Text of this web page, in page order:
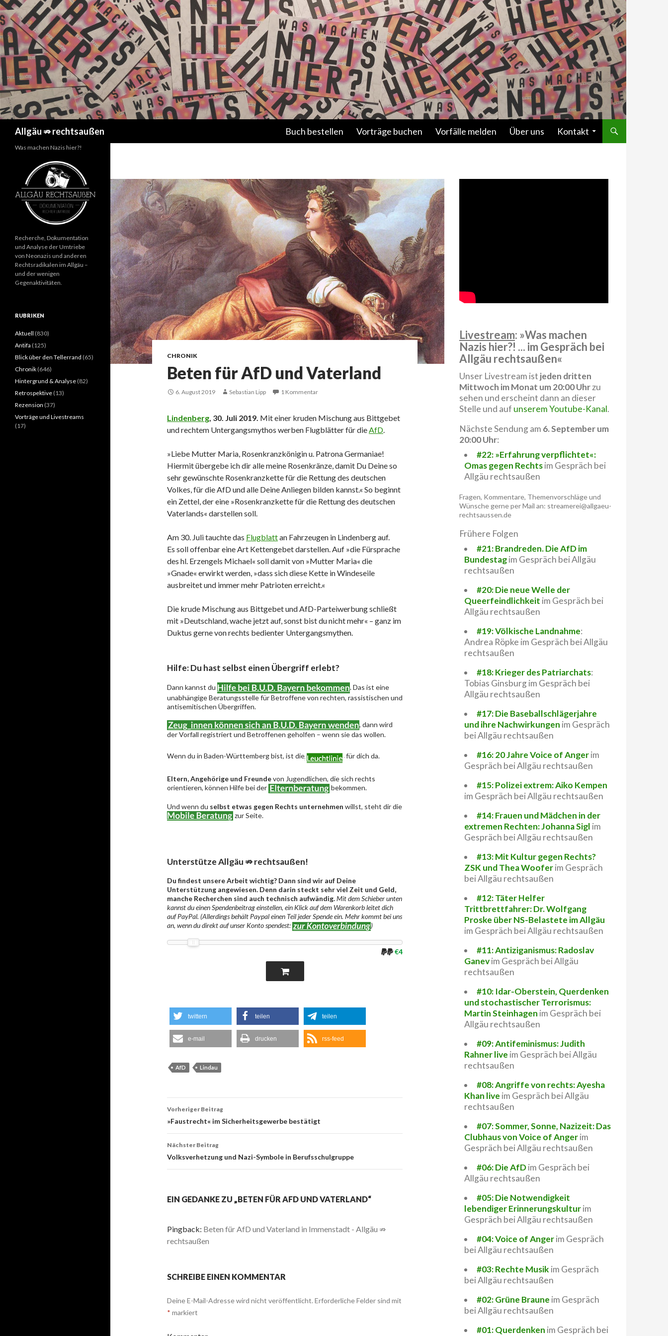
Allgäu ⇏ rechtsaußen Buch bestellen Vorträge buchen Vorfälle melden Über uns Kontakt
CHRONIK
Beten für AfD und Vaterland
6. August 2019 Sebastian Lipp 1 Kommentar
Lindenberg, 30. Juli 2019. Mit einer kruden Mischung aus Bittgebet
und rechtem Untergangsmythos werben Flugblätter für dieAfD.
»Liebe Mutter Maria, Rosenkranzkönigin u. Patrona Germaniae!
Hiermit übergebe ich dir alle meine Rosenkränze, damit Du Deine so
sehr gewünschte Rosenkranzkette für die Rettung des deutschen
Volkes, für die AfD und alle Deine Anliegen bilden kannst.« So beginnt
ein Zettel, der eine »Rosenkranzkette für die Rettung des deutschen
Vaterlands« darstellen soll.
Am 30. Juli tauchte das Flugblattan Fahrzeugen in Lindenberg auf.
Es soll offenbar eine Art Kettengebet darstellen. Auf »die Fürsprache
des hl. Erzengels Michael« soll damit von »Mutter Maria« die
»Gnade« erwirkt werden, »dass sich diese Kette in Windeseile
ausbreitet und immer mehr Patrioten erreicht.«
Die krude Mischung aus Bittgebet und AfD-Parteiwerbung schließt
mit »Deutschland, wache jetzt auf, sonst bist du nicht mehr« – ganz im
Duktus gerne von rechts bedienter Untergangsmythen.
Hilfe: Du hast selbst einen Übergriff erlebt?
Dann kannst du
. Das ist eine
unabhängige Beratungsstelle für Betroffene von rechten, rassistischen und
antisemitischen Übergriffen.
, dann wird
der Vorfall registriert und Betroffenen geholfen – wenn sie das wollen.
Wenn du in Baden-Württemberg bist, ist die für dich da.
Eltern, Angehörige und Freundevon Jugendlichen, die sich rechts
orientieren, können Hilfe bei der
bekommen.
Und wenn du selbst etwas gegen Rechts unternehmen willst, steht dir die
zur Seite.
Unterstütze Allgäu ⇏ rechtsaußen!
Du findest unsere Arbeit wichtig? Dann sind wir auf Deine
Unterstützung angewiesen. Denn darin steckt sehr viel Zeit und Geld,
manche Recherchen sind auch technisch aufwändig.Mit dem Schieber unten
kannst du einen Spendenbeitrag einstellen, ein Klick auf dem Warenkorb leitet dich
auf PayPal. (Allerdings behält Paypal einen Teil jeder Spende ein. Mehr kommt bei uns
an, wenn du direkt auf unser Konto spendest:
)
€4
twittern teilen teilen
e-mail drucken rss-feed
AfD Lindau
Beitrags-
Navigation
Vorheriger Beitrag
»Faustrecht« im Sicherheitsgewerbe bestätigt
Nächster Beitrag
Volksverhetzung und Nazi-Symbole in Berufsschulgruppe
EIN GEDANKE ZU „BETEN FÜR AFD UND VATERLAND“
Pingback: Beten für AfD und Vaterland in Immenstadt - Allgäu ⇏
rechtsaußen
SCHREIBE EINEN KOMMENTAR
Deine E-Mail-Adresse wird nicht veröffentlicht. Erforderliche Felder sind mit
* markiert
Livestream: »Was machen
Nazis hier?! ... im Gespräch bei
Allgäu rechtsaußen«
Unser Livestream ist jeden dritten
Mittwoch im Monat um 20:00 Uhrzu
sehen und erscheint dann an dieser
Stelle und auf unserem Youtube-Kanal.
Nächste Sendung am 6. September um
20:00 Uhr:
#22: »Erfahrung verpflichtet«:
Omas gegen Rechtsim Gespräch bei
Allgäu rechtsaußen
Fragen, Kommentare, Themenvorschläge und
Wünsche gerne per Mail an: streamerei@allgaeu-
rechtsaussen.de
Frühere Folgen
#21: Brandreden. Die AfD im
Bundestagim Gespräch bei Allgäu
rechtsaußen
#20: Die neue Welle der
Queerfeindlichkeit im Gespräch bei
Allgäu rechtsaußen
#19: Völkische Landnahme:
Andrea Röpke im Gespräch bei Allgäu
rechtsaußen
#18: Krieger des Patriarchats:
Tobias Ginsburg im Gespräch bei
Allgäu rechtsaußen
#17: Die Baseballschlägerjahre
und ihre Nachwirkungen im Gespräch
bei Allgäu rechtsaußen
#16: 20 Jahre Voice of Angerim
Gespräch bei Allgäu rechtsaußen
#15: Polizei extrem: Aiko Kempen
im Gespräch bei Allgäu rechtsaußen
#14: Frauen und Mädchen in der
extremen Rechten: Johanna Sigl im
Gespräch bei Allgäu rechtsaußen
#13: Mit Kultur gegen Rechts?
ZSK und Thea Wooferim Gespräch
bei Allgäu rechtsaußen
#12: Täter Helfer
Trittbrettfahrer: Dr. Wolfgang
Proske über NS-Belastete im Allgäu
im Gespräch bei Allgäu rechtsaußen
#11: Antiziganismus: Radoslav
Ganevim Gespräch bei Allgäu
rechtsaußen
#10: Idar-Oberstein, Querdenken
und stochastischer Terrorismus:
Martin Steinhagen im Gespräch bei
Allgäu rechtsaußen
#09: Antifeminismus: Judith
Rahner live im Gespräch bei Allgäu
rechtsaußen
#08: Angriffe von rechts: Ayesha
Khan live im Gespräch bei Allgäu
rechtsaußen
#07: Sommer, Sonne, Nazizeit: Das
Clubhaus von Voice of Angerim
Gespräch bei Allgäu rechtsaußen
#06: Die AfDim Gespräch bei
Allgäu rechtsaußen
#05: Die Notwendigkeit
lebendiger Erinnerungskulturim
Gespräch bei Allgäu rechtsaußen
#04: Voice of Angerim Gespräch
bei Allgäu rechtsaußen
#03: Rechte Musik im Gespräch
bei Allgäu rechtsaußen
#02: Grüne Braune im Gespräch
bei Allgäu rechtsaußen
#01: Querdenken im Gespräch bei
Was machen Nazis hier?!
Recherche, Dokumentation
und Analyse der Umtriebe
von Neonazis und anderen
Rechtsradikalen im Allgäu –
und der wenigen
Gegenaktivitäten.
RUBRIKEN
Aktuell (830)
Antifa (125)
Blick über den Tellerrand (65)
Chronik (646)
Hintergrund & Analyse (82)
Retrospektive (13)
Rezension (37)
Vorträge und Livestreams
(17)